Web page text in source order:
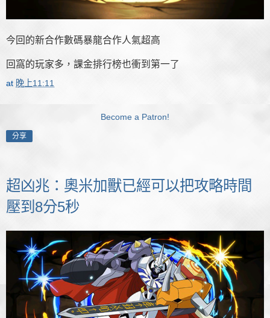
今回的新合作數碼暴龍合作人氣超高
回窩的玩家多，課金排行榜也衝到第一了
at 晚上11:11
Become a Patron!
分享
超凶兆：奧米加獸已經可以把攻略時間
壓到8分5秒